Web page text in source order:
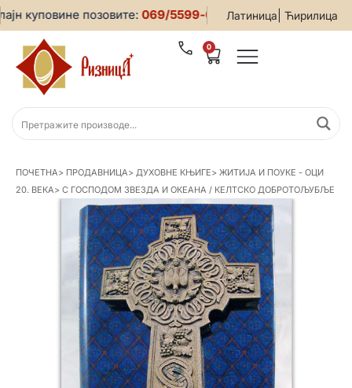
Латиница Ћирилица
куповине позовите:069/5599-019 • За све информације
0
ПОЧЕТНА> ПРОДАВНИЦА> ДУХОВНЕ КЊИГЕ> ЖИТИЈА И ПОУКЕ - ОЦИ
20. ВЕКА> С ГОСПОДОМ ЗВЕЗДА И ОКЕАНА / КЕЛТСКО ДОБРОТОЉУБЉЕ